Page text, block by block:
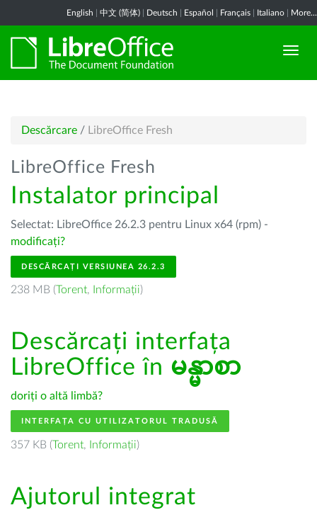
English 中文 (简体) Deutsch Español Français Italiano More...
Descărcare / LibreOffice Fresh
LibreOffice Fresh
Instalator principal
Selectat: LibreOffice 26.2.3 pentru Linux x64 (rpm) -
modificați?
DESCĂRCAȚI VERSIUNEA 26.2.3
238 MB (Torent, Informații)
Descărcați interfața
LibreOffice în မန္မာစာ
doriți o altă limbă?
INTERFAȚA CU UTILIZATORUL TRADUSĂ
357 KB (Torent, Informații)
Ajutorul integrat